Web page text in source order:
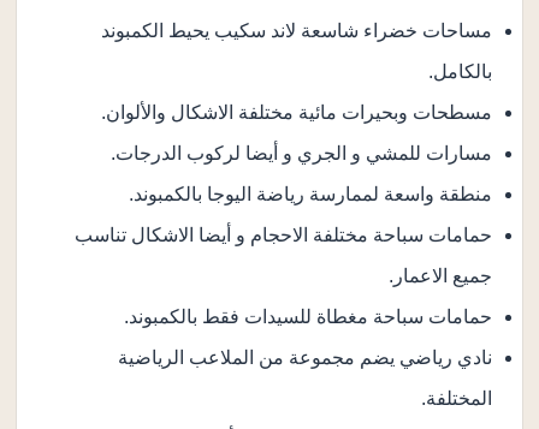
مساحات خضراء شاسعة لاند سكيب يحيط الكمبوند
بالكامل.
مسطحات وبحيرات مائية مختلفة الاشكال والألوان.
مسارات للمشي و الجري و أيضا لركوب الدرجات.
منطقة واسعة لممارسة رياضة اليوجا بالكمبوند.
حمامات سباحة مختلفة الاحجام و أيضا الاشكال تناسب
جميع الاعمار.
حمامات سباحة مغطاة للسيدات فقط بالكمبوند.
نادي رياضي يضم مجموعة من الملاعب الرياضية
المختلفة.